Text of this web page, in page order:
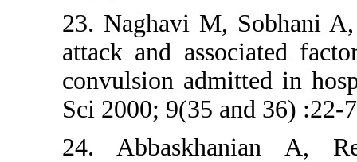
23.
attack
Sci 2000;
24.